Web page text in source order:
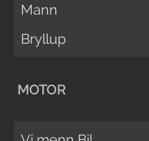
Mann
Bryllup
MOTOR